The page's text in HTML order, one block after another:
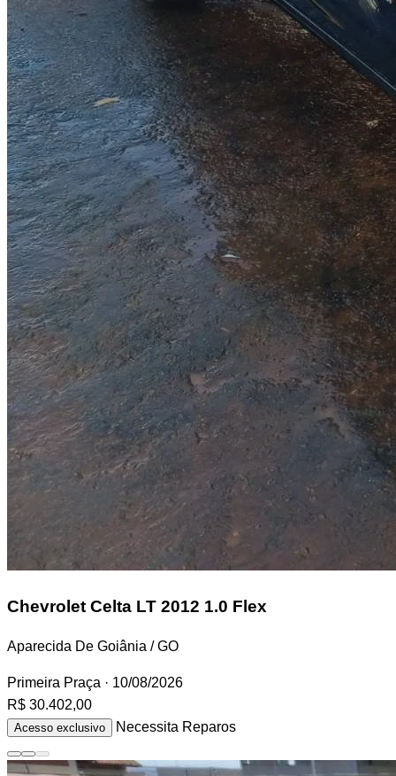
Chevrolet Celta LT 2012 1.0 Flex
Aparecida De Goiânia / GO
Primeira Praça · 10/08/2026
R$ 30.402,00
Acesso exclusivo Necessita Reparos